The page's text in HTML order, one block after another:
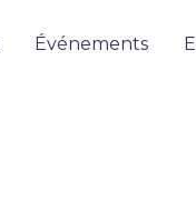
Événements